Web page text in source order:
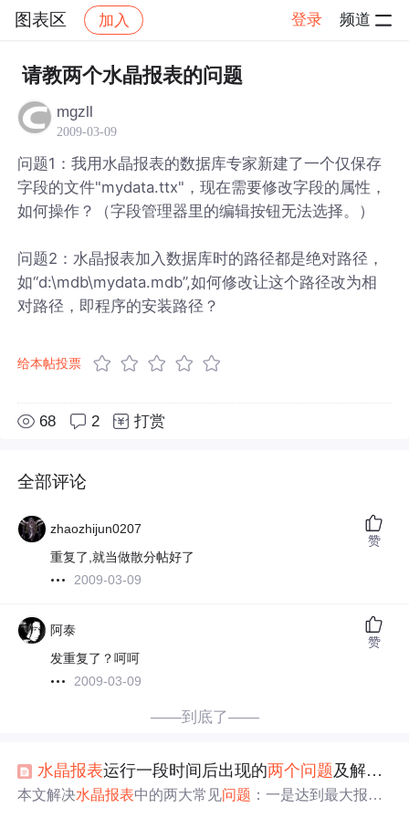
图表区 加入 登录 频道
社区 图表区 帖子详情
请教两个水晶报表的问题
mgzll
2009-03-09
问题1：我用水晶报表的数据库专家新建了一个仅保存
字段的文件"mydata.ttx"，现在需要修改字段的属性，
如何操作？（字段管理器里的编辑按钮无法选择。）
问题2：水晶报表加入数据库时的路径都是绝对路径，
如“d:\mdb\mydata.mdb”,如何修改让这个路径改为相
对路径，即程序的安装路径？
给本帖投票
68 2 打赏
全部评论
zhaozhijun0207
重复了,就当做散分帖好了
2009-03-09
赞
阿泰
发重复了？呵呵
2009-03-09
赞
——到底了——
水晶报表运行一段时间后出现的两个问题及解决办法
本文解决水晶报表中的两大常见问题 ：一是达到最大报表